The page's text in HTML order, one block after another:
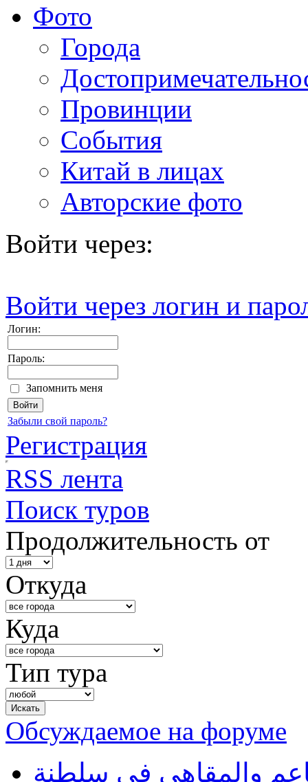
Фото
Города
Провинции
События
Китай в лицах
Авторские фото
Войти через:
Войти через логин и
Логин:
Пароль:
Запомнить меня
Забыли свой пароль?
Регистрация
RSS лента
Поиск туров
Продолжительность от
Откуда
Куда
Тип тура
Обсуждаемое на форуме
والمقاهي في سلطنة